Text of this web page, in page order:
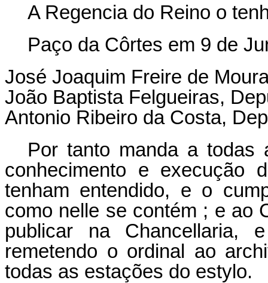
A Regencia do Reino o
Paço da Côrtes em 9 de
José Joaquim Freire de
João Baptista Felgueiras,
Antonio Ribeiro da Costa,
Por tanto manda a todas
conhecimento e execução
tenham entendido, e o
como nelle se contém ; e ao
publicar na Chancellaria,
remetendo o ordinal ao
todas as estações do estylo.